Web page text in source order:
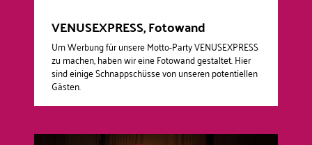
VENUSEXPRESS, Fotowand
Um Werbung für unsere Motto-Party VENUSEXPRESS
zu machen, haben wir eine Fotowand gestaltet. Hier
sind einige Schnappschüsse von unseren potentiellen
Gästen.